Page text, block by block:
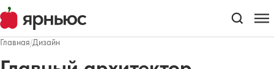
Главная/Дизайн